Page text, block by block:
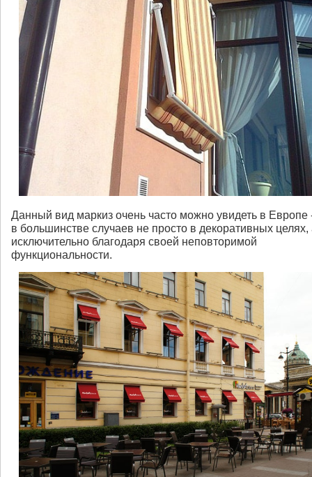
Данный вид маркиз очень часто можно увидеть в Европе
в большинстве случаев не просто в декоративных целях,
исключительно благодаря своей неповторимой
функциональности.